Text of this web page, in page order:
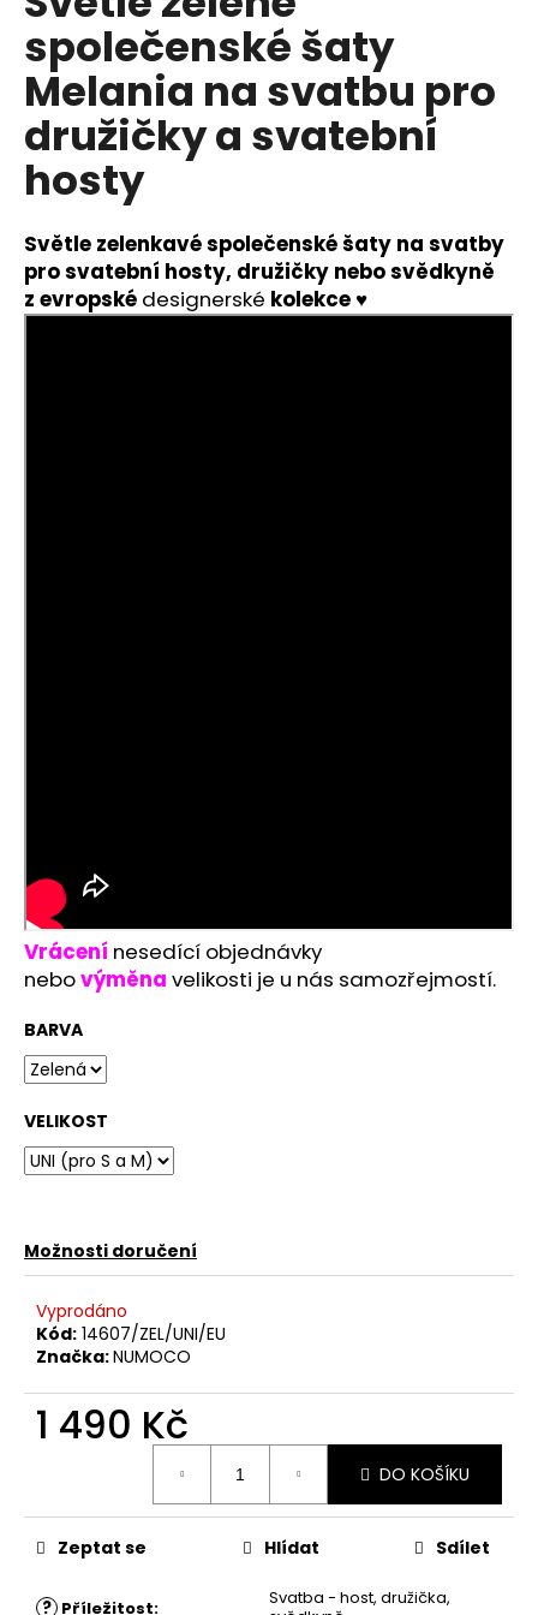
společenské šaty
Melania na svatbu pro
družičky a svatební
hosty
Světle zelenkavé společenskéšaty na svatby
pro svatební hosty, družičky nebo svědkyně
z evropské designerské kolekce ♥
Vrácení nesedící objednávky
nebovýměna velikosti je u nás samozřejmostí.
BARVA
VELIKOST
Možnosti doručení
Vyprodáno
Kód: 14607/ZEL/UNI/EU
Značka:NUMOCO
1 490 Kč
DO KOŠÍKU
? Příležitost:
Svatba - host, družička,
Zeptat se Hlídat Sdílet
u
j
e
m
e
ŠATY
EVA
LOLA
1